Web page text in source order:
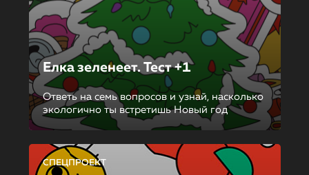
Елка зеленеет. Тест +1
Ответь на семь вопросов и узнай, насколько
экологично ты встретишь Новый год
СПЕЦПРОЕКТ